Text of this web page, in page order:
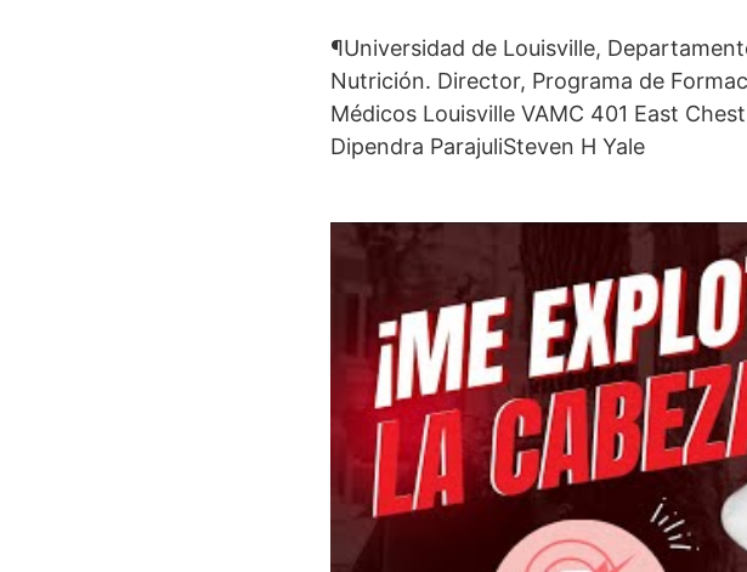
¶Universidad de Louisville,
Nutrición. Director, Programa de
Médicos Louisville VAMC 401 East
Dipendra ParajuliSteven H Yale